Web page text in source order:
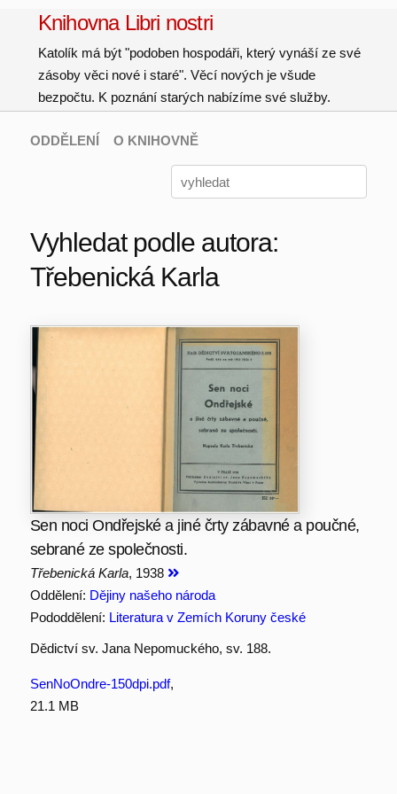
Knihovna Libri nostri
Katolík má být "podoben hospodáři, který vynáší ze své
zásoby věci nové i staré". Věcí nových je všude
bezpočtu. K poznání starých nabízíme své služby.
ODDĚLENÍ O KNIHOVNĚ
Vyhledat podle autora:
Třebenická Karla
Sen noci Ondřejské a jiné črty zábavné a poučné,
sebrané ze společnosti.
Třebenická Karla, 1938
Oddělení: Dějiny našeho národa
Pododdělení: Literatura v Zemích Koruny české
Dědictví sv. Jana Nepomuckého, sv. 188.
SenNoOndre-150dpi.pdf,
21.1 MB